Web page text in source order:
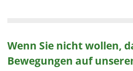
Wenn Sie nicht wollen,
Bewegungen auf